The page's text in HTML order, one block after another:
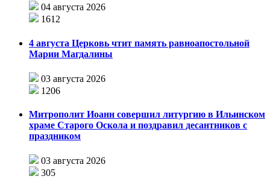
04 августа 2026
1612
4 августа Церковь чтит память равноапостольной
Марии Магдалины
03 августа 2026
1206
Митрополит Иоанн совершил литургию в Ильинском
храме Старого Оскола и поздравил десантников с
праздником
03 августа 2026
305